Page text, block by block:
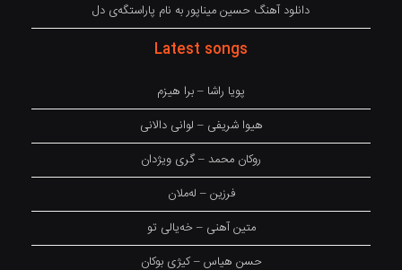
دانلود آهنگ حسین میناپور به نام پاراستگەی دل
Latest songs
پویا راشا – برا هیزم
هیوا شریفی – لوانی دالانی
روکان محمد – گری ویژدان
فرزین – لەملان
متین آهنی – خەیالی تو
حسن هیاس – کیژی بوکان